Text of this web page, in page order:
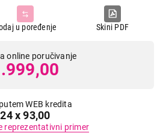
Skini PDF
u poređenje
online poručivanje
WEB kredita
24 x 93,00
reprezentativni primer